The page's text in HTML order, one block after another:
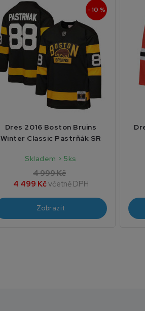
- 10 %
Dres 2016 Boston Bruins
Winter Classic Pastrňák SR
Skladem > 5ks
4 999 Kč
4 499 Kčvčetně DPH
Zobrazit